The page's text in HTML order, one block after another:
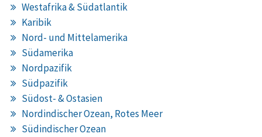
Westafrika & Südatlantik
Karibik
Nord- und Mittelamerika
Südamerika
Nordpazifik
Südpazifik
Südost- & Ostasien
Nordindischer Ozean, Rotes Meer
Südindischer Ozean